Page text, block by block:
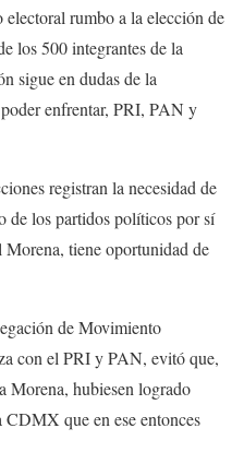
rumbo a la elección de
los 500 integrantes de la
sigue en dudas de la
enfrentar, PRI, PAN y
registran la necesidad de
de los partidos políticos por sí
tiene oportunidad de
de Movimiento
con el PRI y PAN, evitó que,
Morena, hubiesen logrado
CDMX que en ese entonces